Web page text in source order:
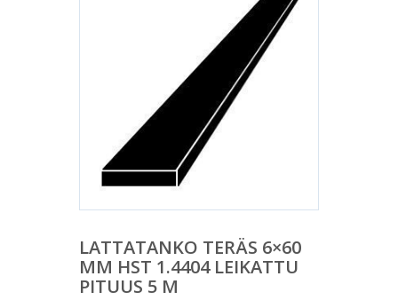
LATTATANKO TERÄS 6×60
MM HST 1.4404 LEIKATTU
PITUUS 5 M